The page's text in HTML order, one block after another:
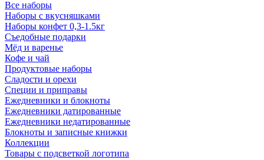
Все наборы
Наборы с вкусняшками
Наборы конфет 0,3-1.5кг
Съедобные подарки
Мёд и варенье
Кофе и чай
Продуктовые наборы
Сладости и орехи
Специи и приправы
Ежедневники и блокноты
Ежедневники датированные
Ежедневники недатированные
Блокноты и записные книжки
Коллекции
Товары с подсветкой логотипа